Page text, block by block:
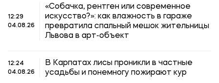
12:29
04.08.26
«Собачка, рентген или современное
искусство?»: как влажность в гараже
превратила спальный мешок жительницы
Львова в арт-объект
12:24
04.08.26
В Карпатах лисы проникли в частные
усадьбы и понемногу пожирают кур